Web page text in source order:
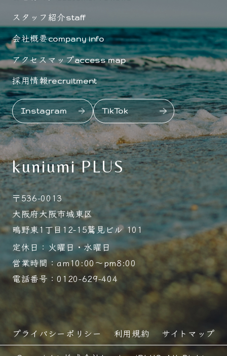
スタッフ紹介staff
会社概要company info
アクセスマップaccess map
採用情報recruitment
Instagram TikTok
kuniumi PLUS
〒536-0013
大阪府大阪市城東区
鴫野東1丁目12-15鷲見ビル 101
定休日：火曜日・水曜日
営業時間：am10:00～pm8:00
電話番号：0120-629-404
プライバシーポリシー 利用規約
サイトマップ